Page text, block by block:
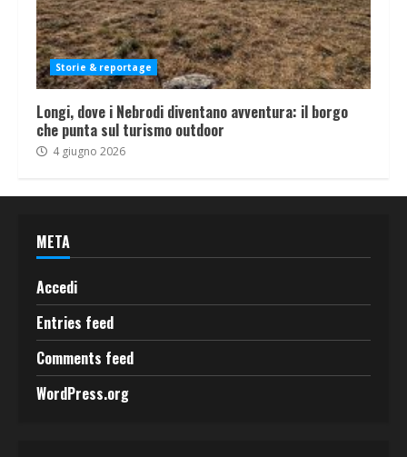
Storie & reportage
Longi, dove i Nebrodi diventano avventura: il borgo
che punta sul turismo outdoor
4 giugno 2026
META
Accedi
Entries feed
Comments feed
WordPress.org